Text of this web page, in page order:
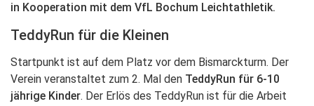
in Kooperation mit dem VfL Bochum Leichtathletik.
TeddyRun für die Kleinen
Startpunkt ist auf dem Platz vor dem Bismarckturm. Der
Verein veranstaltet zum 2. Mal den TeddyRun für 6-10
jährige Kinder. Der Erlös des TeddyRun ist für die Arbeit